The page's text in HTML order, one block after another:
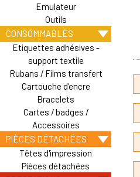
Emulateur
Outils
CONSOMMABLES
Etiquettes adhésives -
support textile
Rubans / Films transfert
Cartouche d'encre
Bracelets
Cartes / badges /
Accessoires
PIÈCES DÉTACHÉES
Têtes d'impression
Pièces détachées